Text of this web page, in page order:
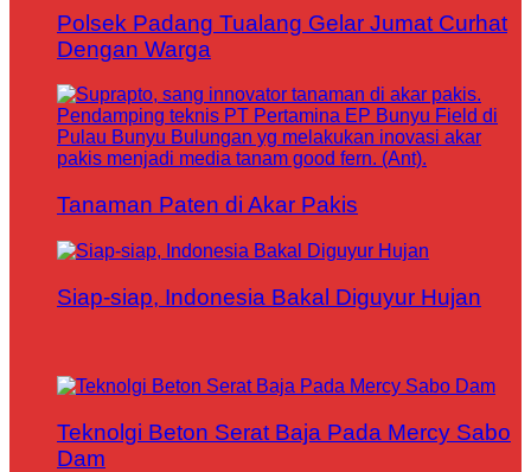
Polsek Padang Tualang Gelar Jumat Curhat
Dengan Warga
Tanaman Paten di Akar Pakis
Siap-siap, Indonesia Bakal Diguyur Hujan
Teknolgi Beton Serat Baja Pada Mercy Sabo
Dam